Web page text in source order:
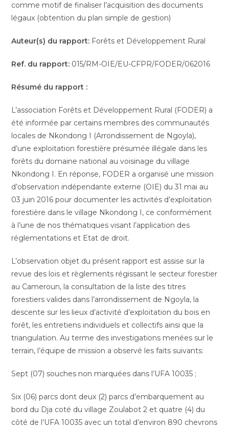
comme motif de finaliser l’acquisition des documents
légaux (obtention du plan simple de gestion)
Auteur(s) du rapport: Forêts et Développement Rural
Ref. du rapport: 015/RM-OIE/EU-CFPR/FODER/062016
Résumé du rapport :
L’association Forêts et Développement Rural (FODER) a
été informée par certains membres des communautés
locales de Nkondong I (Arrondissement de Ngoyla),
d’une exploitation forestière présumée illégale dans les
forêts du domaine national au voisinage du village
Nkondong I. En réponse, FODER a organisé une mission
d’observation indépendante externe (OIE) du 31 mai au
03 juin 2016 pour documenter les activités d’exploitation
forestière dans le village Nkondong I, ce conformément
à l’une de nos thématiques visant l’application des
réglementations et Etat de droit.
L’observation objet du présent rapport est assise sur la
revue des lois et règlements régissant le secteur forestier
au Cameroun, la consultation de la liste des titres
forestiers valides dans l’arrondissement de Ngoyla, la
descente sur les lieux d’activité d’exploitation du bois en
forêt, les entretiens individuels et collectifs ainsi que la
triangulation. Au terme des investigations menées sur le
terrain, l’équipe de mission a observé les faits suivants:
Sept (07) souches non marquées dans l’UFA 10035 ;
Six (06) parcs dont deux (2) parcs d’embarquement au
bord du Dja coté du village Zoulabot 2 et quatre (4) du
côté de l’UFA 10035 avec un total d’environ 890 chevrons